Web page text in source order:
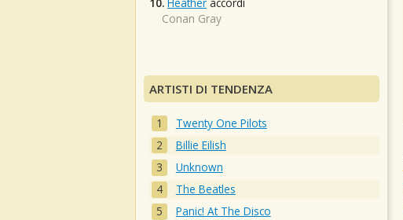
Conan Gray
ARTISTI DI TENDENZA
Twenty One Pilots
Billie Eilish
Unknown
The Beatles
Panic! At The Disco